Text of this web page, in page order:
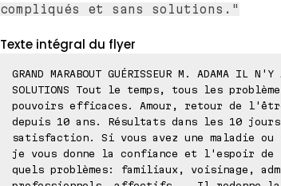
compliqués et sans solutions."
Texte intégral du flyer
GRAND MARABOUT GUÉRISSEUR M. ADAMA IL N'Y
SOLUTIONS Tout le temps, tous les
pouvoirs efficaces. Amour, retour de
depuis 10 ans. Résultats dans les 10
satisfaction. Si vous avez une maladie ou
je vous donne la confiance et l'espoir
quels problèmes: familiaux, voisinage,